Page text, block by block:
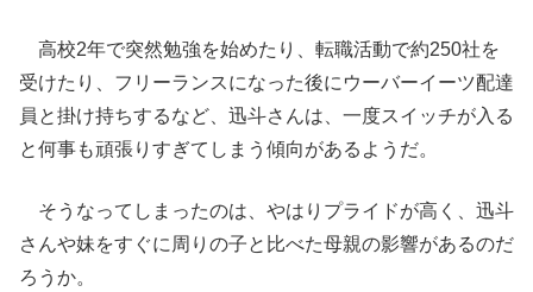
高校2年で突然勉強を始めたり、転職活動で約250社を
受けたり、フリーランスになった後にウーバーイーツ配達
員と掛け持ちするなど、迅斗さんは、一度スイッチが入る
と何事も頑張りすぎてしまう傾向があるようだ。
そうなってしまったのは、やはりプライドが高く、迅斗
さんや妹をすぐに周りの子と比べた母親の影響があるのだ
ろうか。